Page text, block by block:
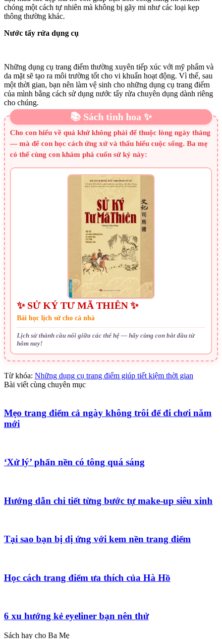
chóng một cách tự nhiên mà không bị gãy mi như các loại kẹp
thông thường khác.
Nước tẩy rửa dụng cụ
Những dụng cụ trang điểm thường xuyên tiếp xúc với mỹ phẩm và
da mặt sẽ tạo ra môi trường tốt cho vi khuẩn hoạt động. Vì thế, sau
một thời gian, bạn nên làm vệ sinh cho những dụng cụ trang điểm
của mình bằng cách sử dụng nước tẩy rửa chuyên dụng dành riêng
cho chúng.
📚 Sách tinh hoa ✨
Cho con hiểu về quá khứ không phải để thuộc lòng ngày tháng
— mà để con học cách ứng xử và thấu hiểu cuộc sống. Ba mẹ
có thể cùng con khám phá cuốn sử ký này:
✨ SỬ KÝ TƯ MÃ THIÊN ✨
Bài học lịch sử cho cả nhà
Lịch sử thành cầu nối giữa các thế hệ — hãy cùng con bắt đầu từ
hôm nay!
Từ khóa: Những dụng cụ trang điểm giúp tiết kiệm thời gian
Bài viết cùng chuyên mục
Mẹo trang điểm cả ngày không trôi để đi chơi năm
mới
‘Xử lý’ phấn nền có tông quá sáng
Hướng dẫn chi tiết từng bước tự make-up siêu xinh
Tại sao bạn bị dị ứng với kem nền trang điểm
Học cách trang điểm ưa thích của Hà Hồ
6 xu hướng kẻ eyeliner bạn nên thử
Sách hay cho Ba Mẹ